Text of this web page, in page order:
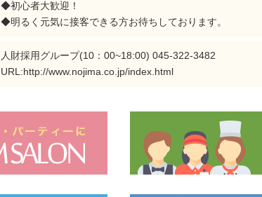
◆初心者大歓迎！
◆明るく元気に接客できる方お待ちしております。
人財採用グループ(10：00~18:00) 045-322-3482
URL:http://www.nojima.co.jp/index.html